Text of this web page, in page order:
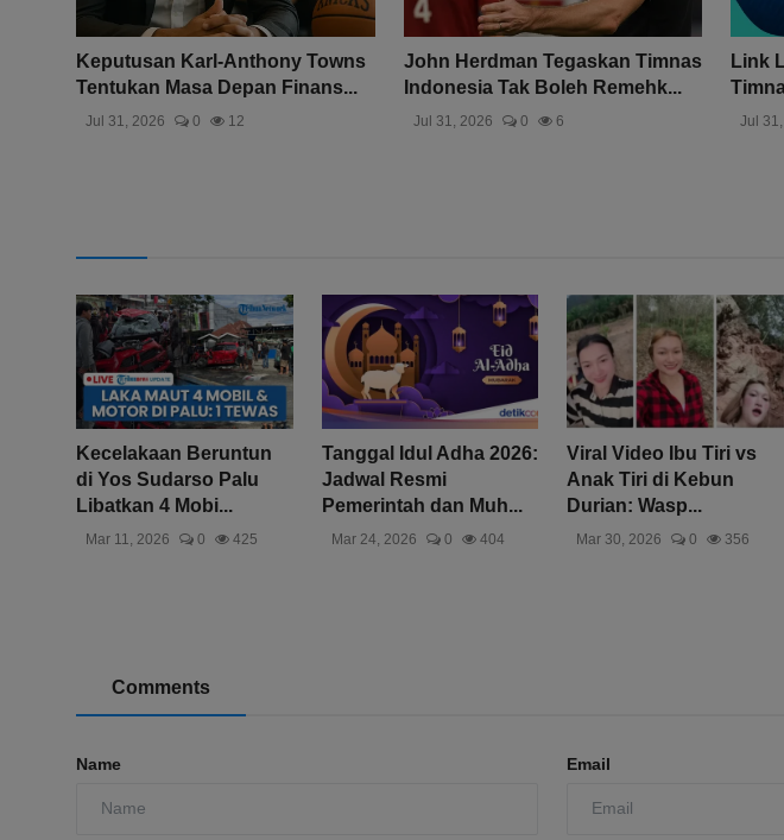
Keputusan Karl-Anthony Towns
Tentukan Masa Depan Finans...
Jul 31, 2026 0 12
John Herdman Tegaskan Timnas
Indonesia Tak Boleh Remehk...
Jul 31, 2026 0 6
Link
Jul
Kecelakaan Beruntun
di Yos Sudarso Palu
Libatkan 4 Mobi...
Mar 11, 2026 0 425
Tanggal Idul Adha 2026:
Jadwal Resmi
Pemerintah dan Muh...
Mar 24, 2026 0 404
Viral Video Ibu Tiri vs
Anak Tiri di Kebun
Durian: Wasp...
Mar 30, 2026 0 356
Comments
Name Email